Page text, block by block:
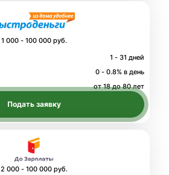
1 000 - 100 000 руб.
1 - 31 дней
0 - 0.8% в день
от 18 до 80 лет
Подать заявку
2 000 - 100 000 руб.